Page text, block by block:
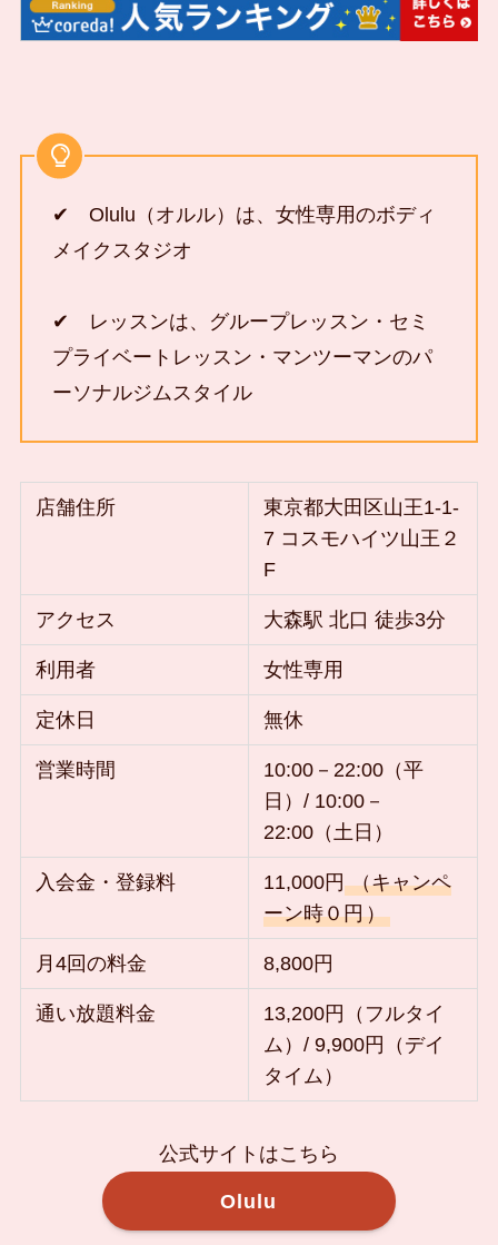
✔ Olulu（オルル）は、女性専用のボディ
メイクスタジオ
✔ レッスンは、グループレッスン・セミ
プライベートレッスン・マンツーマンのパ
ーソナルジムスタイル
店舗住所
東京都大田区山王1-1-
7 コスモハイツ山王２
F
アクセス 大森駅 北口 徒歩3分
利用者 女性専用
定休日 無休
営業時間
10:00－22:00（平
日）/ 10:00－
22:00（土日）
入会金・登録料 11,000円 （キャンペ
ーン時０円）
月4回の料金 8,800円
通い放題料金
13,200円（フルタイ
ム）/ 9,900円（デイ
タイム）
公式サイトはこちら
Olulu